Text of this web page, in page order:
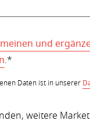
und
.*
Daten ist in unserer
weitere